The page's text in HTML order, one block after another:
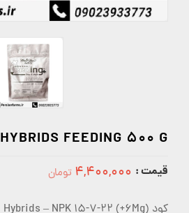
HYBRIDS FEEDING 500 G
قیمت : ۴,۴۰۰,۰۰۰ تومان
کود Hybrids – NPK 15-7-22 (+6Mg)